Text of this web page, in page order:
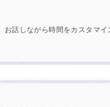
お話しながら時間をカスタマイ